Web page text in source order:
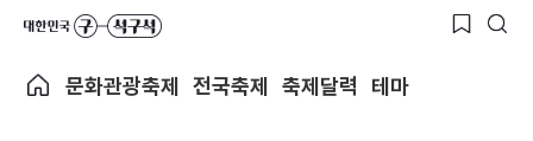
문화관광축제 전국축제 축제달력 테마